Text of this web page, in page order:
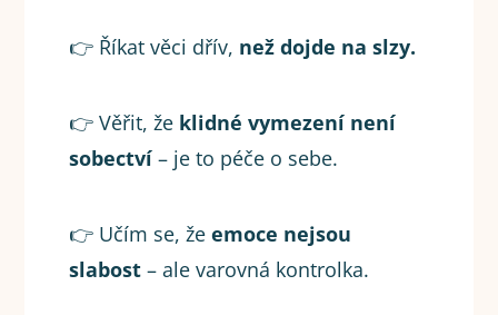
👉 Říkat věci dřív, než dojde na slzy.
👉 Věřit, že klidné vymezení není
sobectví– je to péče o sebe.
👉 Učím se, žeemoce nejsou
slabost – ale varovná kontrolka.